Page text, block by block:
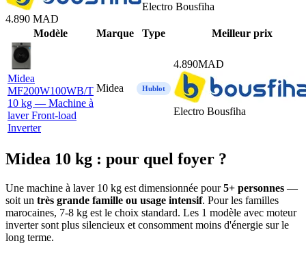
Electro Bousfiha
4.890 MAD
Modèle Marque Type Meilleur prix
Midea
MF200W100WB/T
10 kg — Machine à
laver Front-load
Inverter
Midea Hublot
4.890MAD
Electro Bousfiha
Midea 10 kg : pour quel foyer ?
Une machine à laver 10 kg est dimensionnée pour5+ personnes —
soit un très grande famille ou usage intensif. Pour les familles
marocaines, 7-8 kg est le choix standard. Les 1 modèle avec moteur
inverter sont plus silencieux et consomment moins d'énergie sur le
long terme.